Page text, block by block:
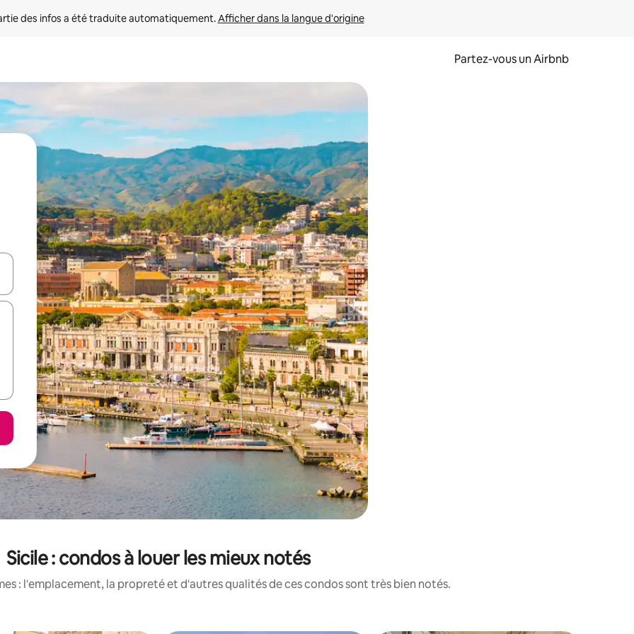
des infos a été traduite automatiquement. Afficher dans la langue d'origine
Partez-vous un Airbnb
les flèches vers le haut et vers le bas, ou en appuyant dessus et en les faisant glisser.
Sicile : condos à louer les mieux notés
: l'emplacement, la propreté et d'autres qualités de ces condos sont très bien notés.